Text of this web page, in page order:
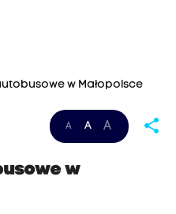
w Małopolsce
A A A share
w